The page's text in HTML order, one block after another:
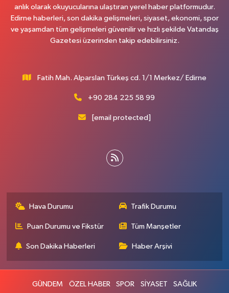
anlık olarak okuyucularına ulaştıran yerel haber platformudur.
Edirne haberleri, son dakika gelişmeleri, siyaset, ekonomi, spor
ve yaşamdan tüm gelişmeleri güvenilir ve hızlı şekilde Vatandaş
Gazetesi üzerinden takip edebilirsiniz.
Fatih Mah. Alparslan Türkeş cd. 1/1 Merkez/ Edirne
+90 284 225 58 99
[email protected]
Hava Durumu Trafik Durumu
Puan Durumu ve Fikstür Tüm Manşetler
Son Dakika Haberleri Haber Arşivi
GÜNDEM ÖZEL HABER SPOR SİYASET SAĞLIK